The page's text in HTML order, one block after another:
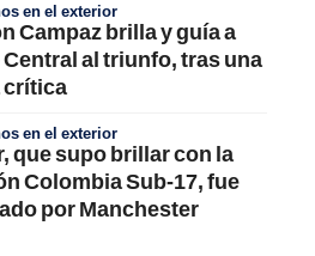
en el exterior
Campaz brilla y guía a
al triunfo, tras una
crítica
en el exterior
que supo brillar con la
Colombia Sub-17, fue
por Manchester